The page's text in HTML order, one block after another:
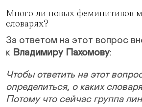
Много ли новых феминитивов
словарях?
За ответом на этот вопрос
к Владимиру Пахомову:
Чтобы ответить на этот
определиться, о каких
Потому что сейчас группа